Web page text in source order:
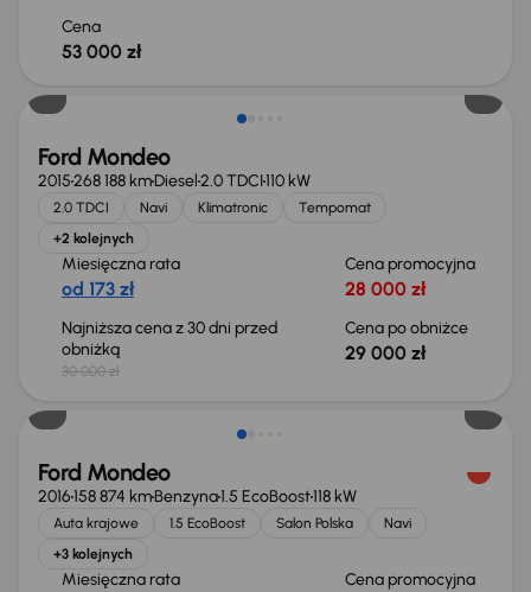
Cena
53 000 zł
Taniej o 1 000 zł
Ford Mondeo
2015268 188 kmDiesel2.0 TDCI110 kW
2.0 TDCI Navi Klimatronic
Tempomat
+2 kolejnych
Miesięczna rata
od 173 zł
Cena promocyjna
28 000 zł
Najniższa cena z 30 dni przed
obniżką
30 000 zł
Cena po obniżce
29 000 zł
Ford Mondeo
2016158 874 kmBenzyna1.5 EcoBoost118 kW
Auta krajowe 1.5 EcoBoost Salon Polska
Navi
+3 kolejnych
Miesięczna rata Cena promocyjna